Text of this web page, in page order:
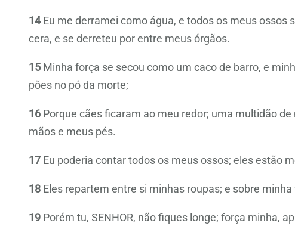
14Eu me derramei como água, e todos os meus ossos
cera, e se derreteu por entre meus órgãos.
15 Minha força se secou como um caco de barro, e
pões no pó da morte;
16 Porque cães ficaram ao meu redor; uma multidão
mãos e meus pés.
17 Eu poderia contar todos os meus ossos; eles estão
18 Eles repartem entre si minhas roupas; e sobre
19 Porém tu, SENHOR, não fiques longe; força minha,